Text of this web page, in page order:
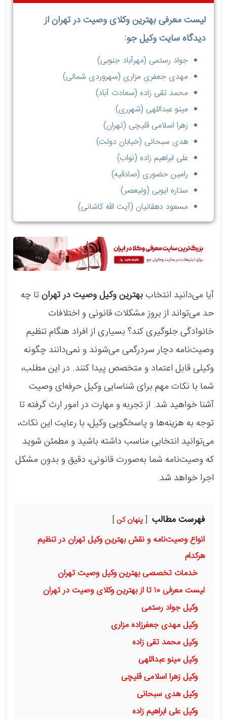
لیست معرفی بهترین وکلای وصیت در تهران از
دیدگاه سایت وکیل جو:
جواد رستمی (مهرآباد جنوبی)
مهدی جعفری مزاری (سهروردی شمالی)
محمد تقی زاده (سعادت آباد)
مینو عبداللهی (شهرری)
زهرا اسلامی قلیچی (تهران)
هدی سبحانی (خیابان دولت)
علی ابراهیم زاده (نواب)
رامین حضوری (صادقیه)
ستاره ایوبی (ولیعصر)
مسعود دهقانیان (آیت الله کاشانی)
آیا می‌دانید انتخاب بهترین وکیل وصیت در تهرانتا چه
حد می‌تواند از بروز مشکلات قانونی و اختلافات
خانوادگی جلوگیری کند؟ بسیاری از افراد هنگام تنظیم
وصیت‌نامه دچار سردرگمی می‌شوند و نمی‌دانند چگونه
وکیلی قابل اعتماد و متخصص پیدا کنند. در این مطلب،
شما با نکات مهم برای شناسایی وکیل حرفه‌ای وصیت
آشنا خواهید شد. از تجربه و مهارت در امور ارث گرفته تا
توجه به هزینه‌ها و پاسخگویی وکیل، با رعایت این نکات،
می‌توانید انتخابی مناسب داشته باشید و مطمئن شوید
که وصیت‌نامه شما به‌صورت قانونی، دقیق و بدون مشکل
اجرا خواهد شد.
فهرست مطالب پنهان کن
انواع وصیت‌نامه و نقش بهترین وکیل تهران در تنظیم
هرکدام
خدمات تخصصی بهترین وکیل وصیت تهران
لیست معرفی ۱۰ تا از بهترین وکلای وصیت در تهران
وکیل جواد رستمی
وکیل مهدی جعفرزاده مزاری
وکیل محمد تقی زاده
وکیل مینو عبداللهی
وکیل زهرا اسلامی قلیچی
وکیل هدی سبحانی
وکیل علی ابراهیم زاده